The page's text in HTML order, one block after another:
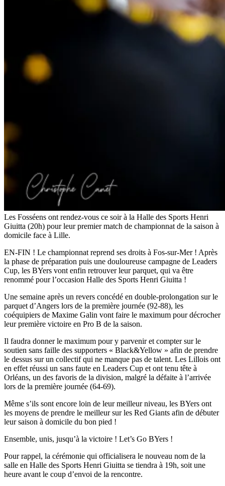
Les Fosséens ont rendez-vous ce soir à la Halle des Sports Henri
Giuitta (20h) pour leur premier match de championnat de la saison à
domicile face à Lille.
EN-FIN ! Le championnat reprend ses droits à Fos-sur-Mer ! Après
la phase de préparation puis une douloureuse campagne de Leaders
Cup, les BYers vont enfin retrouver leur parquet, qui va être
renommé pour l’occasion Halle des Sports Henri Giuitta !
Une semaine après un revers concédé en double-prolongation sur le
parquet d’Angers lors de la première journée (92-88), les
coéquipiers de Maxime Galin vont faire le maximum pour décrocher
leur première victoire en Pro B de la saison.
Il faudra donner le maximum pour y parvenir et compter sur le
soutien sans faille des supporters « Black&Yellow » afin de prendre
le dessus sur un collectif qui ne manque pas de talent. Les Lillois ont
en effet réussi un sans faute en Leaders Cup et ont tenu tête à
Orléans, un des favoris de la division, malgré la défaite à l’arrivée
lors de la première journée (64-69).
Même s’ils sont encore loin de leur meilleur niveau, les BYers ont
les moyens de prendre le meilleur sur les Red Giants afin de débuter
leur saison à domicile du bon pied !
Ensemble, unis, jusqu’à la victoire ! Let’s Go BYers !
Pour rappel, la cérémonie qui officialisera le nouveau nom de la
salle en Halle des Sports Henri Giuitta se tiendra à 19h, soit une
heure avant le coup d’envoi de la rencontre.